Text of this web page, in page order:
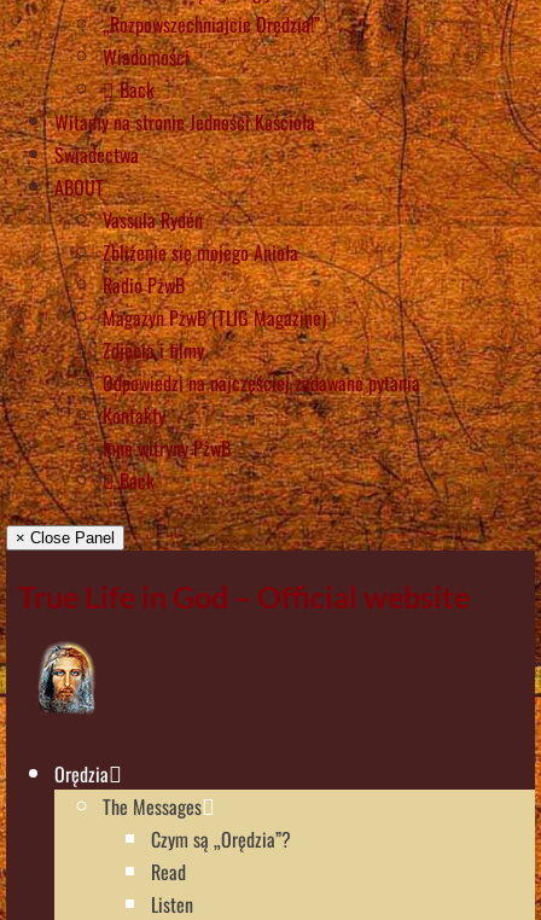
„Rozpowszechniajcie Orędzia!”
Wiadomości
Back
Witamy na stronie Jedności Kościoła
Świadectwa
ABOUT
Vassula Rydén
Zbliżenie się mojego Anioła
Radio PżwB
Magazyn PżwB (TLIG Magazine)
Zdjęcia i filmy
Odpowiedzi na najczęściej zadawane pytania
Kontakty
Inne witryny PżwB
Back
× Close Panel
True Life in God – Official website
Orędzia
The Messages
Czym są „Orędzia”?
Read
Listen